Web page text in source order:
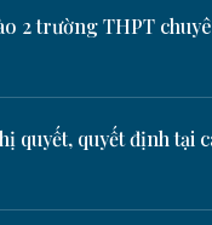
2 trường THPT
quyết, quyết định tại